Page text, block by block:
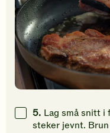
5. Lag små snitt
steker jevnt.